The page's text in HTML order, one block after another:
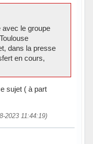
avec le groupe
dans la presse
en cours,
sujet ( à part
2023 11:44:19)